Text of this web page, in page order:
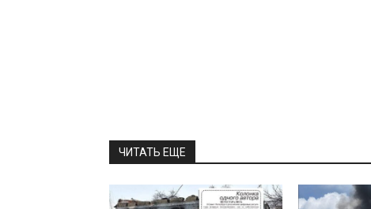
ЧИТАТЬ ЕЩЕ